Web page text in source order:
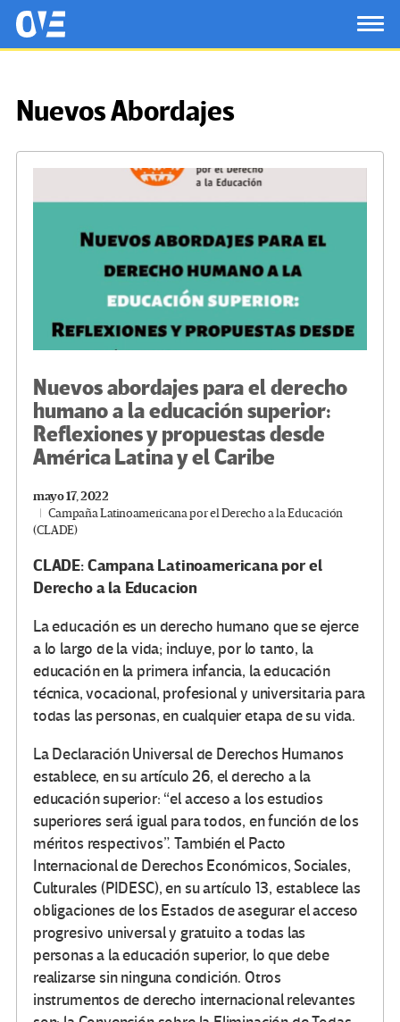
Saltar al contenido principal
OtrasVocesenEducacion.org
Nuevos Abordajes
Nuevos abordajes para el derecho
humano a la educación superior:
Reflexiones y propuestas desde
América Latina y el Caribe
mayo 17, 2022
Campaña Latinoamericana por el Derecho a la Educación
(CLADE)
CLADE: Campana Latinoamericana por el
Derecho a la Educacion
La educación es un derecho humano que se ejerce
a lo largo de la vida; incluye, por lo tanto, la
educación en la primera infancia, la educación
técnica, vocacional, profesional y universitaria para
todas las personas, en cualquier etapa de su vida.
La Declaración Universal de Derechos Humanos
establece, en su artículo 26, el derecho a la
educación superior: “el acceso a los estudios
superiores será igual para todos, en función de los
méritos respectivos”. También el Pacto
Internacional de Derechos Económicos, Sociales,
Culturales (PIDESC), en su artículo 13, establece las
obligaciones de los Estados de asegurar el acceso
progresivo universal y gratuito a todas las
personas a la educación superior, lo que debe
realizarse sin ninguna condición. Otros
instrumentos de derecho internacional relevantes